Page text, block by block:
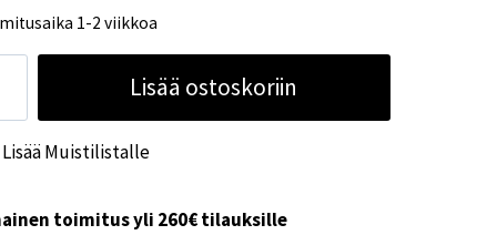
1-2 viikkoa
Lisää ostoskoriin
Lisää Muistilistalle
toimitus yli 260€ tilauksille